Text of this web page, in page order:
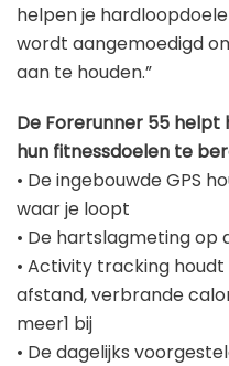
helpen je
wordt aangemoedigd
aan te houden.”
De Forerunner 55 helpt
hun fitnessdoelen te
• De ingebouwde GPS
waar je loopt
• De hartslagmeting op
• Activity tracking
afstand, verbrande
meer1 bij
• De dagelijks